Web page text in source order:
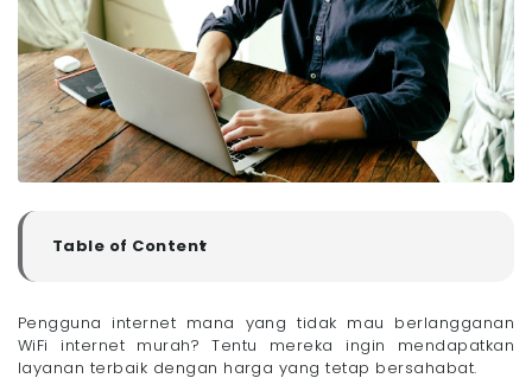
Table of Content
▼
- 1. Megavision
- 2. ICONNET
- 3. MyRepublic
Pengguna internet mana yang tidak mau berlangganan
WiFi internet murah? Tentu mereka ingin mendapatkan
layanan terbaik dengan harga yang tetap bersahabat.